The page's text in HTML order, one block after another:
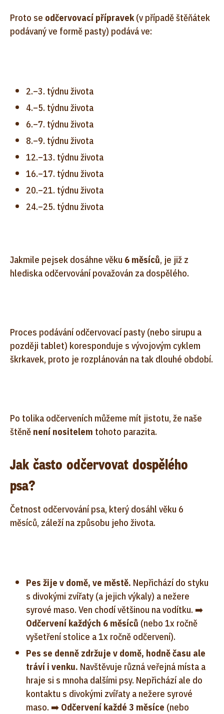
Proto se odčervovací přípravek(v případě štěňátek
podávaný ve formě pasty) podává ve:
2.–3. týdnu života
4.–5. týdnu života
6.–7. týdnu života
8.–9. týdnu života
12.–13. týdnu života
16.–17. týdnu života
20.–21. týdnu života
24.–25. týdnu života
Jakmile pejsek dosáhne věku 6 měsíců, je již z
hlediska odčervování považován za dospělého.
Proces podávání odčervovací pasty (nebo sirupu a
později tablet) koresponduje s vývojovým cyklem
škrkavek, proto je rozplánován na tak dlouhé období.
Po tolika odčerveních můžeme mít jistotu, že naše
štěně není nositelem tohoto parazita.
Jak často odčervovat dospělého
psa?
Četnost odčervování psa, který dosáhl věku 6
měsíců, záleží na způsobu jeho života.
Pes žije v domě, ve městě. Nepřichází do styku
s divokými zvířaty (a jejich výkaly) a nežere
syrové maso. Ven chodí většinou na vodítku. ➡️
Odčervení každých 6 měsíců (nebo 1x ročně
vyšetření stolice a 1x ročně odčervení).
Pes se denně zdržuje v domě, hodně času ale
tráví i venku. Navštěvuje různá veřejná místa a
hraje si s mnoha dalšími psy. Nepřichází ale do
kontaktu s divokými zvířaty a nežere syrové
maso. ➡️ Odčervení každé 3 měsíce (nebo